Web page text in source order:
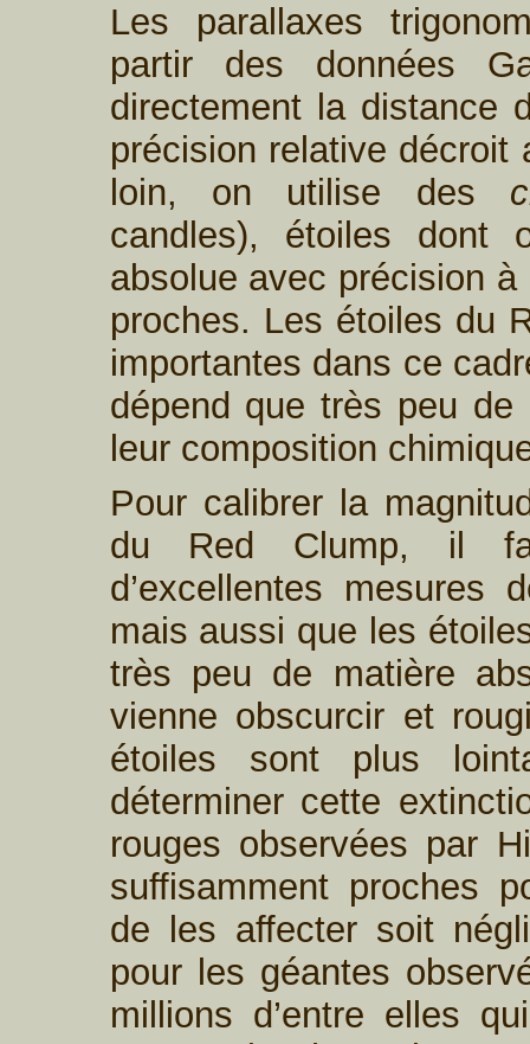
Les parallaxes
partir des données
directement la distance
précision relative
loin, on utilise des
candles), étoiles dont
absolue avec précision
proches. Les étoiles du
importantes dans ce
dépend que très peu
leur composition
Pour calibrer la
du Red Clump, il
d’excellentes mesures
mais aussi que les
très peu de matière
vienne obscurcir et
étoiles sont plus
déterminer cette
rouges observées par
suffisamment proches
de les affecter soit
pour les géantes
millions d’entre elles